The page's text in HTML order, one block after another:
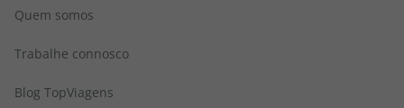
Quem somos
Trabalhe connosco
Blog TopViagens